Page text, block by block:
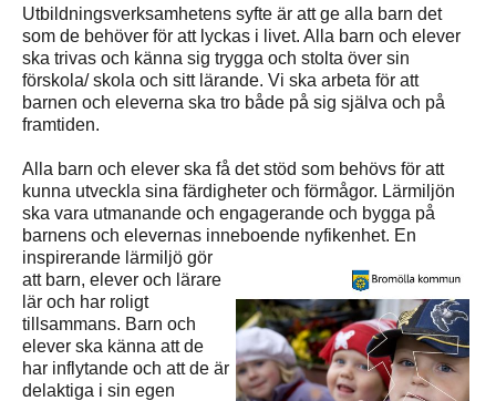
Utbildningsverksamhetens syfte är att ge alla barn det
som de behöver för att lyckas i livet. Alla barn och elever
ska trivas och känna sig trygga och stolta över sin
förskola/ skola och sitt lärande. Vi ska arbeta för att
barnen och eleverna ska tro både på sig själva och på
framtiden.
Alla barn och elever ska få det stöd som behövs för att
kunna utveckla sina färdigheter och förmågor. Lärmiljön
ska vara utmanande och engagerande och bygga på
barnens och elevernas inneboende nyfikenhet. En
inspirerande lärmiljö gör
att barn, elever och lärare
lär och har roligt
tillsammans. Barn och
elever ska känna att de
har inflytande och att de är
delaktiga i sin egen